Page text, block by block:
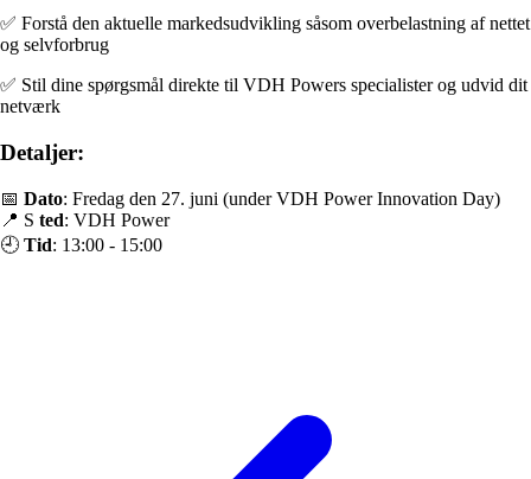
✅ Forstå den aktuelle markedsudvikling såsom overbelastning af nettet
og selvforbrug
✅ Stil dine spørgsmål direkte til VDH Powers specialister og udvid dit
netværk
Detaljer:
📅 Dato: Fredag den 27. juni (under VDH Power Innovation Day)
📍 S ted: VDH Power
🕘 Tid: 13:00 - 15:00